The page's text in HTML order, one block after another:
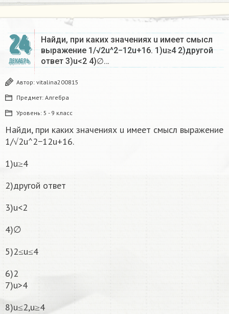
24
ДЕКАБРЬ
Найди, при каких значениях u имеет смысл
выражение 1/√2u^2−12u+16. 1)u≥4 2)другой
ответ 3)u<2 4)∅…
Автор: vitalina200815
Предмет: Алгебра
Уровень: 5 - 9 класс
Найди, при каких значениях u имеет смысл выражение
1/√2u^2−12u+16.
1)u≥4
2)другой ответ
3)u<2
4)∅
5)2≤u≤4
6)2
7)u>4
8)u≤2,u≥4